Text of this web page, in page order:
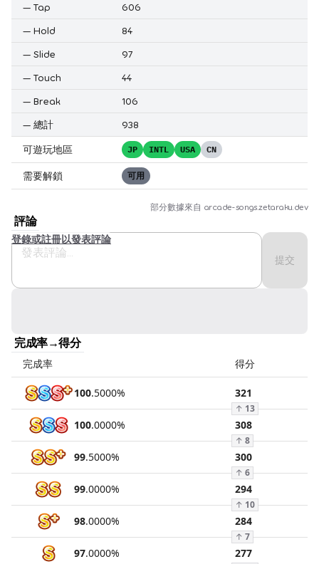
— Tap
606
— Hold
84
— Slide
97
— Touch
44
— Break
106
— 總計 938
可遊玩地區 JP INTL USA CN
需要解鎖 可用
部分數據來自 arcade-songs.zetaraku.dev
評論
提交
登錄或註冊以發表評論
完成率→得分
完成率 得分
100.5000% 321
↑ 13
100.0000% 308
↑ 8
99.5000% 300
↑ 6
99.0000% 294
↑ 10
98.0000% 284
↑ 7
97.0000% 277